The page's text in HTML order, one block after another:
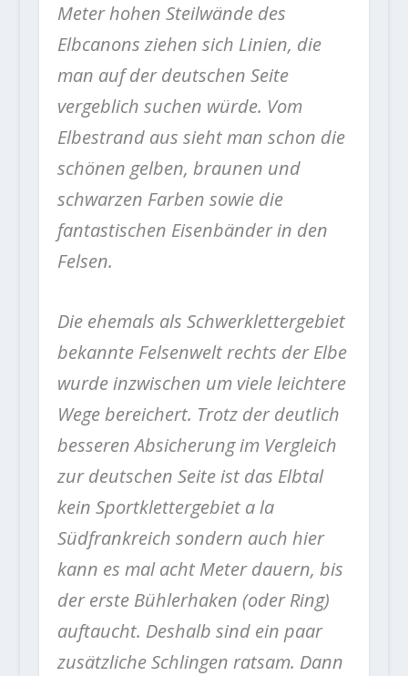
Meter hohen Steilwände des
Elbcanons ziehen sich Linien, die
man auf der deutschen Seite
vergeblich suchen würde. Vom
Elbestrand aus sieht man schon die
schönen gelben, braunen und
schwarzen Farben sowie die
fantastischen Eisenbänder in den
Felsen.
Die ehemals als Schwerklettergebiet
bekannte Felsenwelt rechts der Elbe
wurde inzwischen um viele leichtere
Wege bereichert. Trotz der deutlich
besseren Absicherung im Vergleich
zur deutschen Seite ist das Elbtal
kein Sportklettergebiet a la
Südfrankreich sondern auch hier
kann es mal acht Meter dauern, bis
der erste Bühlerhaken (oder Ring)
auftaucht. Deshalb sind ein paar
zusätzliche Schlingen ratsam. Dann